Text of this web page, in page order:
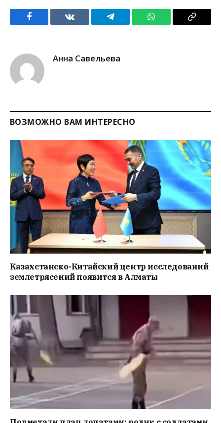
Facebook VKontakteTelegram WhatsApp Copy
Анна Савельева
ВОЗМОЖНО ВАМ ИНТЕРЕСНО
Казахстанско-Китайский центр исследований
землетрясений появится в Алматы